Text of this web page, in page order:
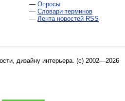
— Опросы
— Словари терминов
— Лента новостей RSS
дизайну интерьера. (c) 2002—2026